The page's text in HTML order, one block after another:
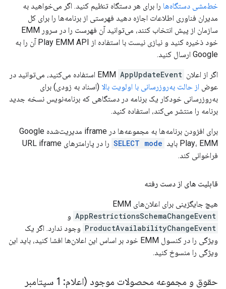
خط‌مشی دستگاه‌ها را برای هر دستگاه تنظیم کنید. اگر می‌خواهید به
مدیران فناوری اطلاعات اجازه دهید فهرستی از برنامه‌ها را برای کل
سازمان از پیش انتخاب کنند، می‌توانید آن فهرست را در سرور EMM
خود ذخیره کنید و نیازی نیست با استفاده از Play EMM API آن را به
Google ارسال کنید.
اگر از اعلان EMM AppUpdateEvent
استفاده می‌کنید، می‌توانید در
عوض از حالت به‌روزرسانی با اولویت بالا (اسناد به زودی) برای
به‌روزرسانی خودکار یک برنامه در دستگاهی که برنامه‌نویس نسخه جدید
برنامه را منتشر می‌کند، استفاده کنید.
برای افزودن برنامه‌ها به مجموعه‌ها در iframe مدیریت‌شده Google
Play، EMM باید
SELECT mode
را در پارامترهای URL iframe
فراخوانی کند.
قابلیت های از دست رفته
هیچ جایگزینی برای اعلان‌های EMM
AppRestrictionsSchemaChangeEvent و
ProductAvailabilityChangeEvent وجود ندارد. اگر یک
ویژگی را در کنسول EMM خود بر اساس این اعلان‌ها افشا کنید، باید این
ویژگی را منسوخ کنید.
حقوق و مجموعه محصولات موجود (اعلام: 1 سپتامبر